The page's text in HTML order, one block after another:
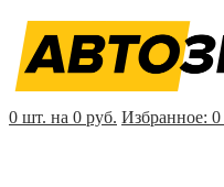
0 шт. на 0 руб. Избранное: 0